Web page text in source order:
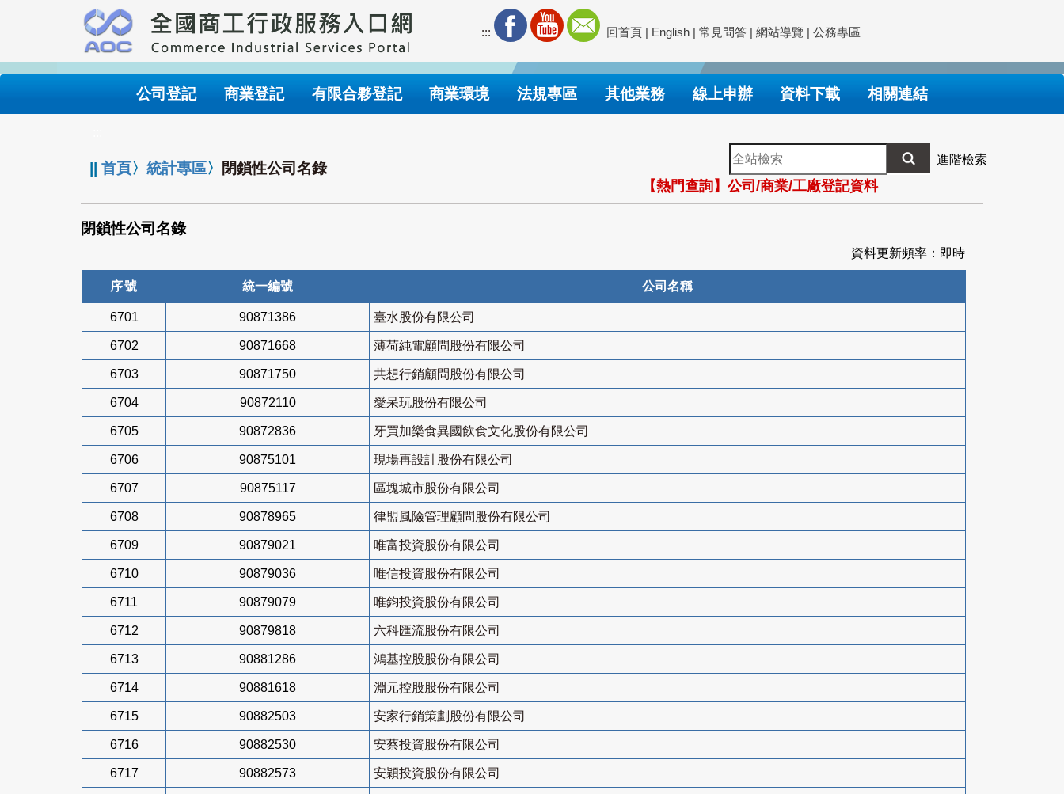
要
內
::: 回首頁 | English | 常見問答 | 網站導覽 | 公務專區
公司登記 商業登記 有限合夥登記 商業環境 法規專區 其他業務 線上申辦 資料下載 相關連結
||首頁〉統計專區〉 閉鎖性公司名錄
全
站
檢
索
進階檢索
【熱門查詢】公司/商業/工廠登記資料
閉鎖性公司名錄
資料更新頻率：即時
序號 統一編號 公司名稱
6701 90871386 臺水股份有限公司
6702 90871668 薄荷純電顧問股份有限公司
6703 90871750 共想行銷顧問股份有限公司
6704 90872110 愛呆玩股份有限公司
6705 90872836 牙買加樂食異國飲食文化股份有限公司
6706 90875101 現場再設計股份有限公司
6707 90875117 區塊城市股份有限公司
6708 90878965 律盟風險管理顧問股份有限公司
6709 90879021 唯富投資股份有限公司
6710 90879036 唯信投資股份有限公司
6711 90879079 唯鈞投資股份有限公司
6712 90879818 六科匯流股份有限公司
6713 90881286 鴻基控股股份有限公司
6714 90881618 淵元控股股份有限公司
6715 90882503 安家行銷策劃股份有限公司
6716 90882530 安蔡投資股份有限公司
6717 90882573 安穎投資股份有限公司